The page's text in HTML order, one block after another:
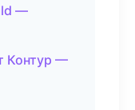
—
Контур —